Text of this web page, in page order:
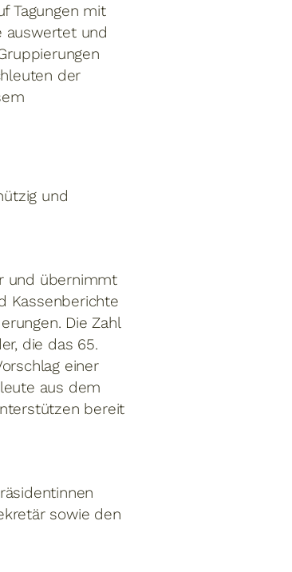
Tagungen mit
auswertet und
der
und
und übernimmt
Kassenberichte
Die Zahl
die das 65.
einer
aus dem
bereit
sowie den